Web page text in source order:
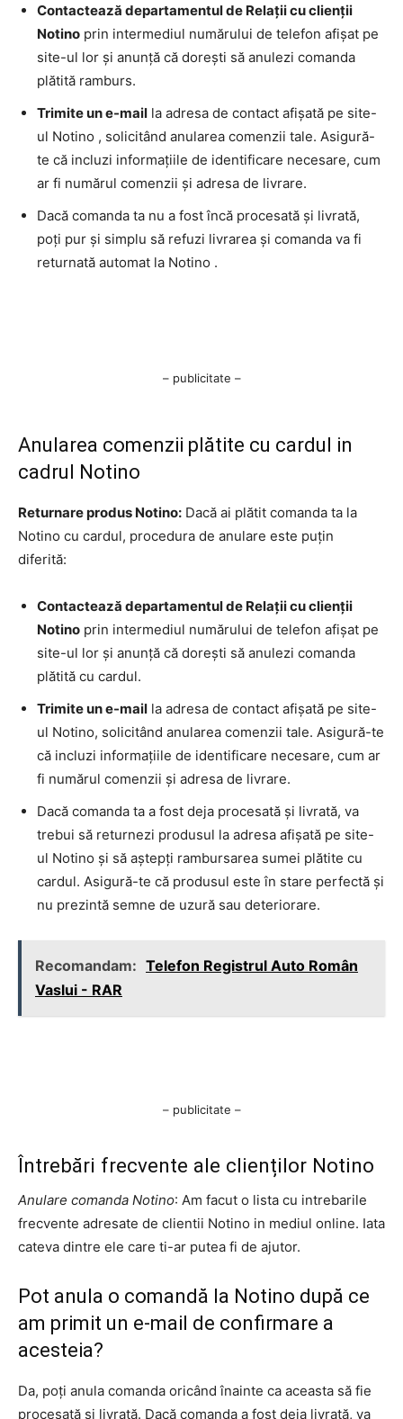
Contactează departamentul de Relații cu clienții
Notino prin intermediul numărului de telefon afișat pe
site-ul lor și anunță că dorești să anulezi comanda
plătită ramburs.
Trimite un e-mail la adresa de contact afișată pe site-
ul Notino , solicitând anularea comenzii tale. Asigură-
te că incluzi informațiile de identificare necesare, cum
ar fi numărul comenzii și adresa de livrare.
Dacă comanda ta nu a fost încă procesată și livrată,
poți pur și simplu să refuzi livrarea și comanda va fi
returnată automat la Notino .
– publicitate –
Anularea comenzii plătite cu cardul in
cadrul Notino
Returnare produs Notino: Dacă ai plătit comanda ta la
Notino cu cardul, procedura de anulare este puțin
diferită:
Contactează departamentul de Relații cu clienții
Notino prin intermediul numărului de telefon afișat pe
site-ul lor și anunță că dorești să anulezi comanda
plătită cu cardul.
Trimite un e-mail la adresa de contact afișată pe site-
ul Notino, solicitând anularea comenzii tale. Asigură-te
că incluzi informațiile de identificare necesare, cum ar
fi numărul comenzii și adresa de livrare.
Dacă comanda ta a fost deja procesată și livrată, va
trebui să returnezi produsul la adresa afișată pe site-
ul Notino și să aștepți rambursarea sumei plătite cu
cardul. Asigură-te că produsul este în stare perfectă și
nu prezintă semne de uzură sau deteriorare.
Recomandam: Telefon Registrul Auto Român
Vaslui - RAR
– publicitate –
Întrebări frecvente ale clienților Notino
Anulare comanda Notino: Am facut o lista cu intrebarile
frecvente adresate de clientii Notino in mediul online. Iata
cateva dintre ele care ti-ar putea fi de ajutor.
Pot anula o comandă la Notino după ce
am primit un e-mail de confirmare a
acesteia?
Da, poți anula comanda oricând înainte ca aceasta să fie
procesată și livrată. Dacă comanda a fost deja livrată, va